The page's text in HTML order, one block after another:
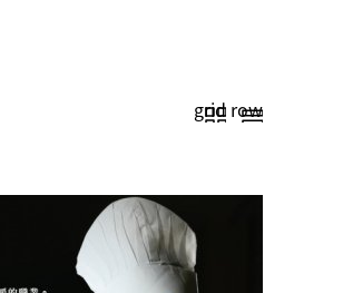
grid row